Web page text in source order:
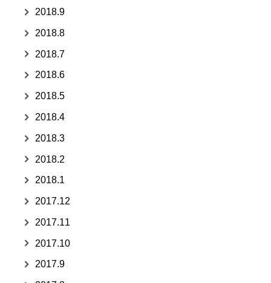
2018.9
2018.8
2018.7
2018.6
2018.5
2018.4
2018.3
2018.2
2018.1
2017.12
2017.11
2017.10
2017.9